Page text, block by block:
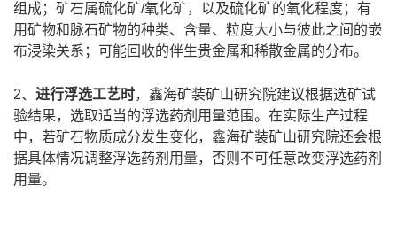
组成；矿石属硫化矿/氧化矿，以及硫化矿的氧化程度；有
用矿物和脉石矿物的种类、含量、粒度大小与彼此之间的嵌
布浸染关系；可能回收的伴生贵金属和稀散金属的分布。
2、 进行浮选工艺时，鑫海矿装矿山研究院建议根据选矿试
验结果，选取适当的浮选药剂用量范围。在实际生产过程
中，若矿石物质成分发生变化，鑫海矿装矿山研究院还会根
据具体情况调整浮选药剂用量，否则不可任意改变浮选药剂
用量。